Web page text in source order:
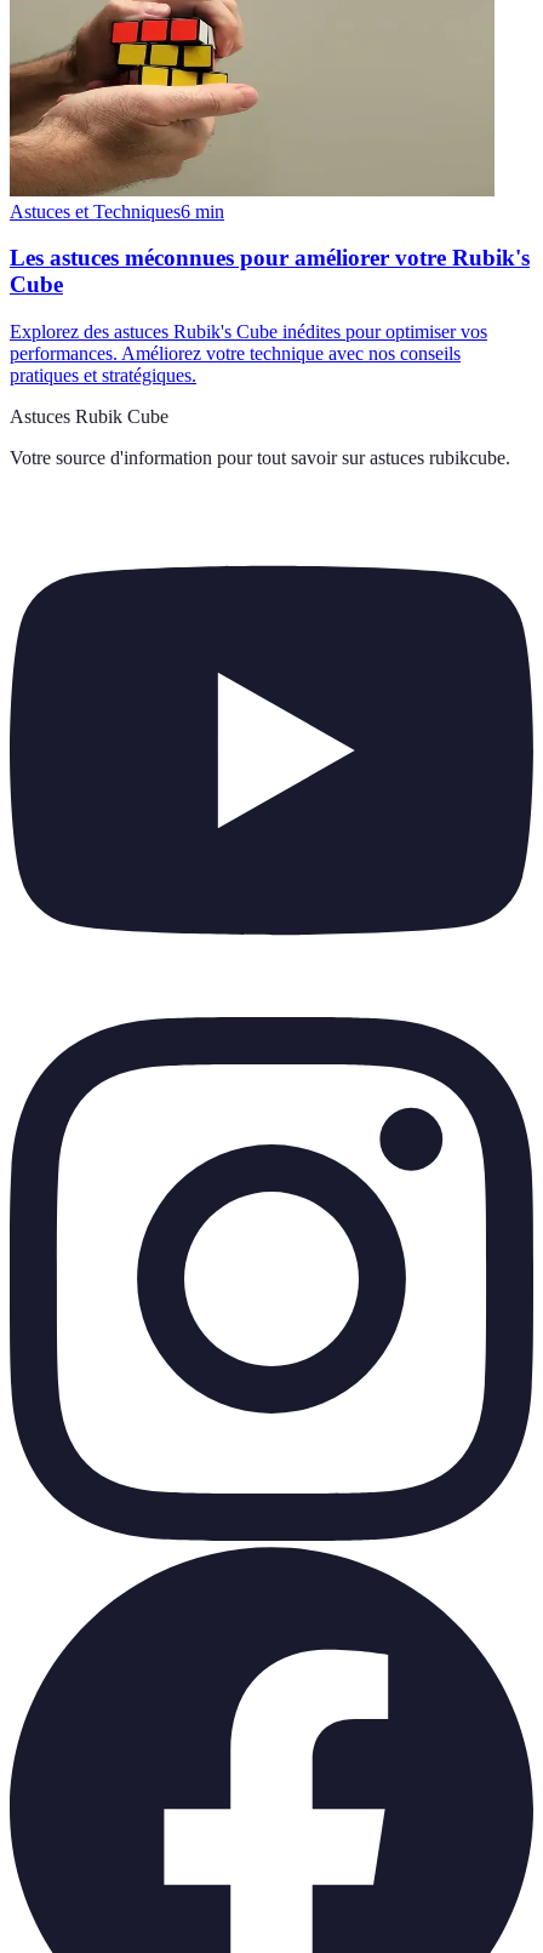
Astuces et Techniques6 min
Les astuces méconnues pour améliorer votre Rubik's
Cube
Explorez des astuces Rubik's Cube inédites pour optimiser vos
performances. Améliorez votre technique avec nos conseils
pratiques et stratégiques.
Astuces Rubik Cube
Votre source d'information pour tout savoir sur astuces rubikcube.